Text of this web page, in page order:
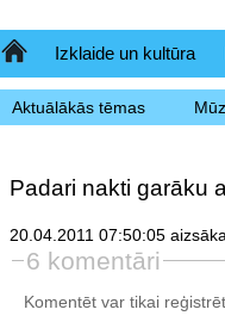
SākumlapaIzklaide un kultūra
Aktuālākās tēmas
Padari nakti garāku
20.04.2011 07:50:05
6 komentāri
Komentēt var tikai